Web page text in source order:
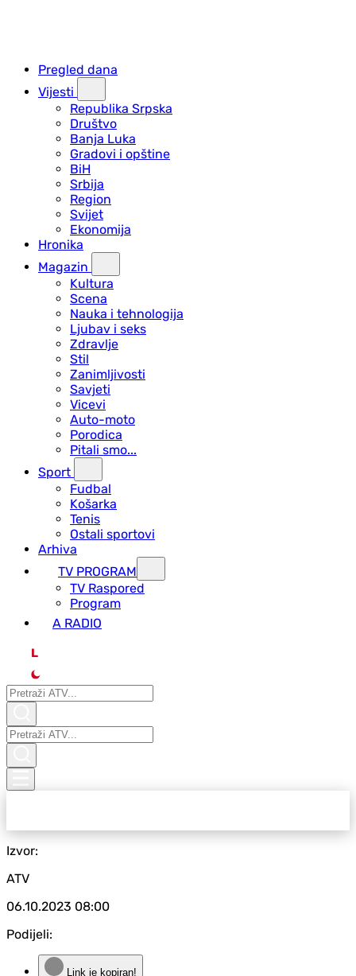
Pregled dana
Vijesti
Republika Srpska
Društvo
Banja Luka
Gradovi i opštine
BiH
Srbija
Region
Svijet
Ekonomija
Hronika
Magazin
Kultura
Scena
Nauka i tehnologija
Ljubav i seks
Zdravlje
Stil
Zanimljivosti
Savjeti
Vicevi
Auto-moto
Porodica
Pitali smo...
Sport
Fudbal
Košarka
Tenis
Ostali sportovi
Arhiva
TV PROGRAM
ТV Raspored
Program
A RADIO
L
Izvor:
ATV
06.10.2023 08:00
Podijeli:
Link je kopiran!